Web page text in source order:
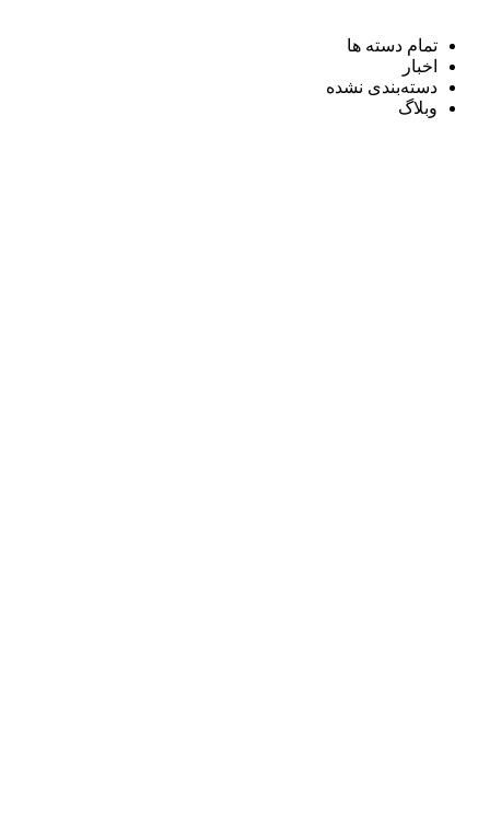
تمام دسته ها
اخبار
دسته‌بندی نشده
وبلاگ